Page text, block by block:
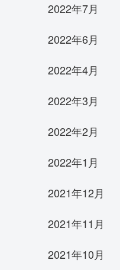
2022年7月
2022年6月
2022年4月
2022年3月
2022年2月
2022年1月
2021年12月
2021年11月
2021年10月